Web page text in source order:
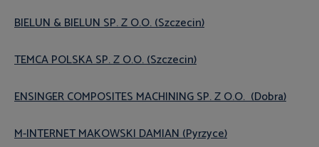
BIELUN & BIELUN SP. Z O.O. (Szczecin)
TEMCA POLSKA SP. Z O.O. (Szczecin)
ENSINGER COMPOSITES MACHINING SP. Z O.O. (Dobra)
M-INTERNET MAKOWSKI DAMIAN (Pyrzyce)